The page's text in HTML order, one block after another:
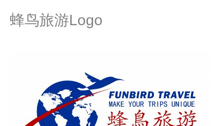
蜂鸟旅游Logo